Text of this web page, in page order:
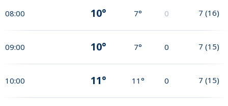
08:00 10° 7° 0 7 (16)
09:00 10° 7° 0 7 (15)
10:00 11° 11° 0 7 (15)